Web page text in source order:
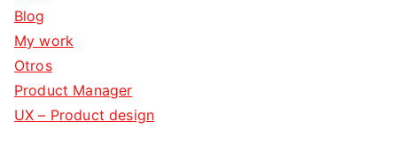
Blog
My work
Otros
Product Manager
UX – Product design